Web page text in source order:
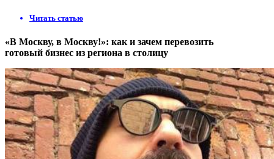
Читать статью
«В Москву, в Москву!»: как и зачем перевозить
готовый бизнес из региона в столицу